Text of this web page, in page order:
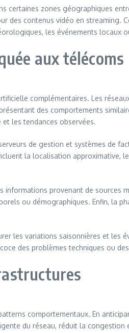
zones géographiques
contenus vidéo en streaming.
les événements locaux
aux télécoms
complémentaires. Les
des comportements
les tendances observées.
de gestion et systèmes de
la localisation approximative,
informations provenant de sources
ou démographiques. Enfin, la
les variations saisonnières et
des problèmes techniques ou
comportementaux. En
du réseau, réduit la